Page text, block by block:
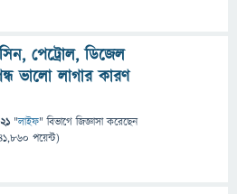
পেট্রোল, ডিজেল
ভালো লাগার কারণ
"লাইফ" বিভাগে জিজ্ঞাসাকরেছেন
পয়েন্ট)